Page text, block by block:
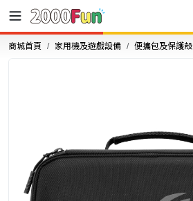
商城首頁 家用機及遊戲設備 便攜包及保護殼